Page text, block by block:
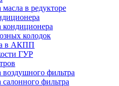
масла в редукторе
кондиционера
колодок
в АКПП
ГУР
воздушного фильтра
салонного фильтра